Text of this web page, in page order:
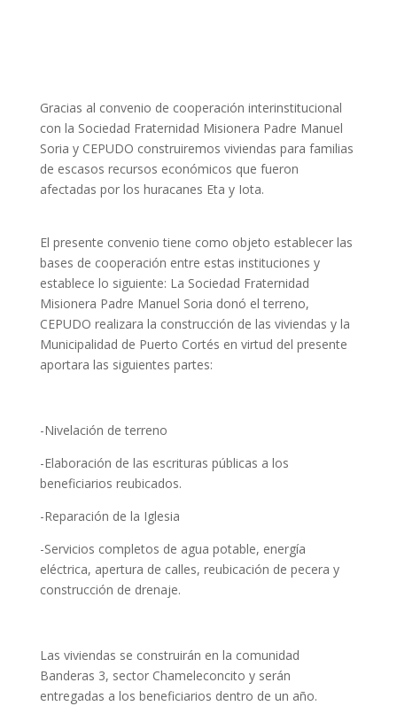
Gracias al convenio de cooperación interinstitucional
con la Sociedad Fraternidad Misionera Padre Manuel
Soria y CEPUDO construiremos viviendas para familias
de escasos recursos económicos que fueron
afectadas por los huracanes Eta y Iota.
El presente convenio tiene como objeto establecer las
bases de cooperación entre estas instituciones y
establece lo siguiente: La Sociedad Fraternidad
Misionera Padre Manuel Soria donó el terreno,
CEPUDO realizara la construcción de las viviendas y la
Municipalidad de Puerto Cortés en virtud del presente
aportara las siguientes partes:
-Nivelación de terreno
-Elaboración de las escrituras públicas a los
beneficiarios reubicados.
-Reparación de la Iglesia
-Servicios completos de agua potable, energía
eléctrica, apertura de calles, reubicación de pecera y
construcción de drenaje.
Las viviendas se construirán en la comunidad
Banderas 3, sector Chameleconcito y serán
entregadas a los beneficiarios dentro de un año.